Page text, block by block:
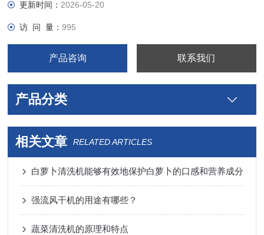
更新时间： 2026-05-20
访 问 量：995
产品咨询 联系我们
产品分类
相关文章 RELATED ARTICLES
白萝卜清洗机能够有效地保护白萝卜的口感和营养成分
强流风干机的用途有哪些？
蔬菜清洗机的原理和特点